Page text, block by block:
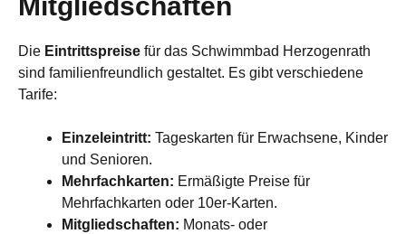
Die Eintrittspreise für das Schwimmbad Herzogenrath
sind familienfreundlich gestaltet. Es gibt verschiedene
Tarife:
Einzeleintritt: Tageskarten für Erwachsene, Kinder
und Senioren.
Mehrfachkarten: Ermäßigte Preise für
Mehrfachkarten oder 10er-Karten.
Mitgliedschaften: Monats- oder